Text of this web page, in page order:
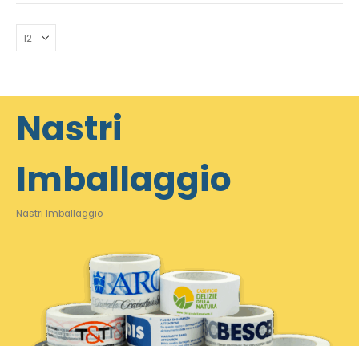
Nastri
Imballaggio
Nastri Imballaggio